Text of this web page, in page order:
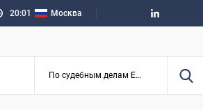
20:01 Москва
По судебным делам ЕАЭС